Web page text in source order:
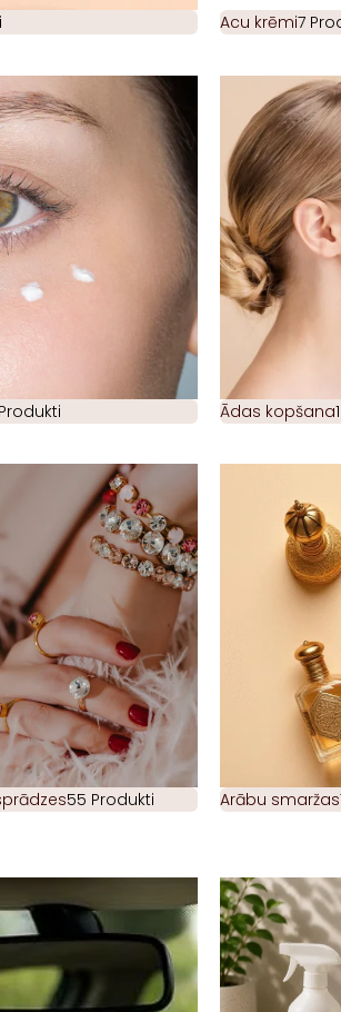
Acu krēmi7
Ādas kopšana
55 Produkti Arābu smaržas